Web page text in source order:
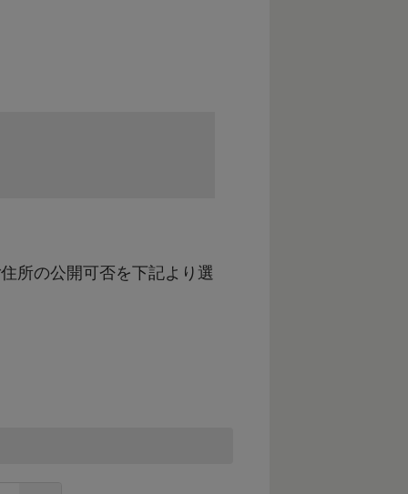
成、安全なまちづくり
所の公開可否を下記より選